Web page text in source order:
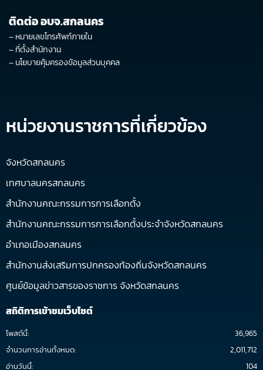
ติดต่อ อบจ.สกลนคร
–หมายเลขโทรศัพท์ภายใน
–ที่ตั้งสำนักงาน
–นโยบายคุ้มครองข้อมูลส่วนบุคคล
หน่วยงานราชการที่เกี่ยวข้อง
จังหวัดสกลนคร
เทศบาลนครสกลนคร
สำนักงานคณะกรรมการการเลือกตั้ง
สำนักงานคณะกรรมการการเลือกตั้งประจำจังหวัดสกลนคร
อำเภอเมืองสกลนคร
สำนักงานส่งเสริมการปกครองท้องถิ่นจังหวัดสกลนคร
ศูนย์ข้อมูลข่าวสารของราชการ จังหวัดสกลนคร
สถิติการเข้าชมเว็บไซต์
โพสต์นี้:
36,965
จำนวนการอ่านทั้งหมด:
2,011,712
อ่านวันนี้:
104